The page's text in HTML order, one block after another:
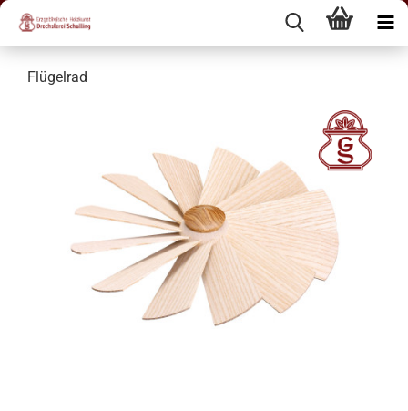
Flügelrad